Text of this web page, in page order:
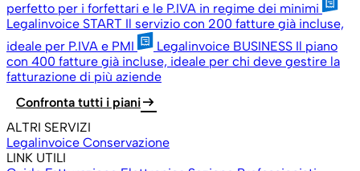
perfetto per i forfettari e le P.IVA in regime dei minimi
Legalinvoice START Il servizio con 200 fatture già incluse,
ideale per P.IVA e PMI
Legalinvoice BUSINESS Il piano
con 400 fatture già incluse, ideale per chi deve gestire la
fatturazione di più aziende
Confronta tutti i pianiarrow_right_alt
ALTRI SERVIZI
Legalinvoice Conservazione
LINK UTILI